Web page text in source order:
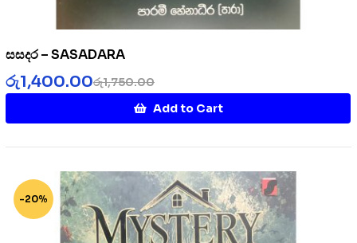
සසදර – SASADARA
රු1,750.00
රු1,400.00
Add to Cart
-20%